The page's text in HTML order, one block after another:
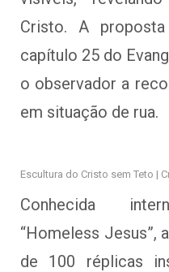
Cristo. A
capítulo 25 do
o observador a
em situação de rua.
Escultura do Cristo sem Teto |
Conhecida
“Homeless Jesus”,
de 100 réplicas